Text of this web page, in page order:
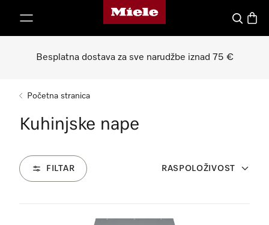
Miele početna stranica
Pretraga
Besplatna dostava za sve narudžbe iznad 75 €
Početna stranica
Kuhinjske nape
FILTAR RASPOLOŽIVOST